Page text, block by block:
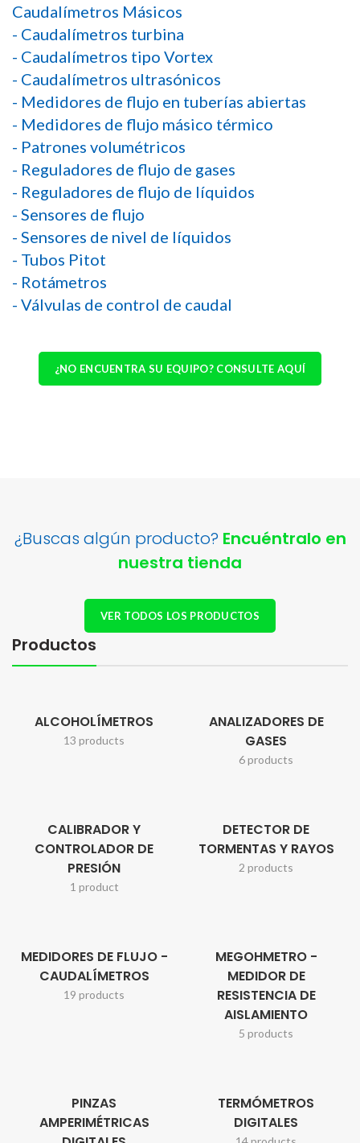
Caudalímetros Másicos
- Caudalímetros turbina
- Caudalímetros tipo Vortex
- Caudalímetros ultrasónicos
- Medidores de flujo en tuberías abiertas
- Medidores de flujo másico térmico
- Patrones volumétricos
- Reguladores de flujo de gases
- Reguladores de flujo de líquidos
- Sensores de flujo
- Sensores de nivel de líquidos
- Tubos Pitot
- Rotámetros
- Válvulas de control de caudal
¿NO ENCUENTRA SU EQUIPO? CONSULTE AQUÍ
¿Buscas algún producto? Encuéntralo en
nuestra tienda
VER TODOS LOS PRODUCTOS
Productos
ALCOHOLÍMETROS
13 products
ANALIZADORES DE
GASES
6 products
CALIBRADOR Y
CONTROLADOR DE
PRESIÓN
1 product
DETECTOR DE
TORMENTAS Y RAYOS
2 products
MEDIDORES DE FLUJO -
CAUDALÍMETROS
19 products
MEGOHMETRO -
MEDIDOR DE
RESISTENCIA DE
AISLAMIENTO
5 products
PINZAS
AMPERIMÉTRICAS
TERMÓMETROS
DIGITALES